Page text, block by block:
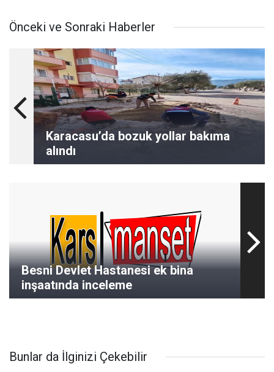
Önceki ve Sonraki Haberler
Karacasu’da bozuk yollar bakıma
alındı
Besni Devlet Hastanesi ek bina
inşaatında inceleme
Bunlar da İlginizi Çekebilir